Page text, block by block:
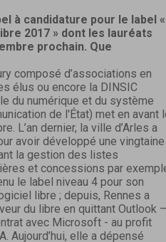
à candidature pour le label «
2017 » dont les lauréats
prochain. Que
composé d’associations en
élus ou encore la DINSIC
du numérique et du système
de l'État) met en avant
L’an dernier, la ville d’Arles a
avoir développé une vingtaine
la gestion des listes
et concessions par
le label niveau 4 pour son
libre ; depuis, Rennes a
du libre en quittant Outlook –
avec Microsoft - au profit
Aujourd’hui, elle a dépensé